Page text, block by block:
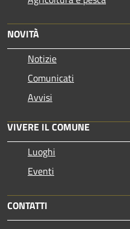
NOVITÀ
Notizie
Comunicati
Avvisi
VIVERE IL COMUNE
Luoghi
Eventi
CONTATTI